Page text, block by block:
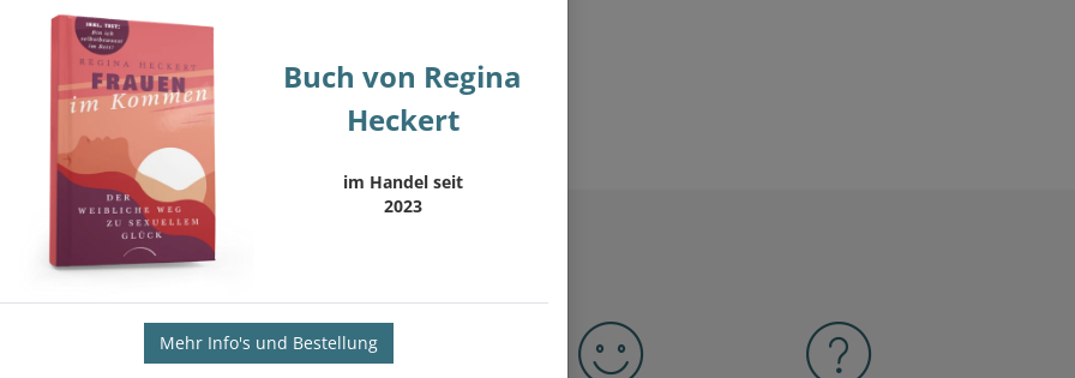
Buch von Regina
Heckert
im Handel seit
2023
Mehr Info's und Bestellung